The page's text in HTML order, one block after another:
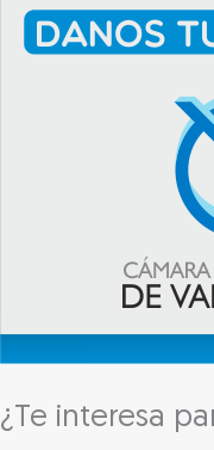
¿Te interesa